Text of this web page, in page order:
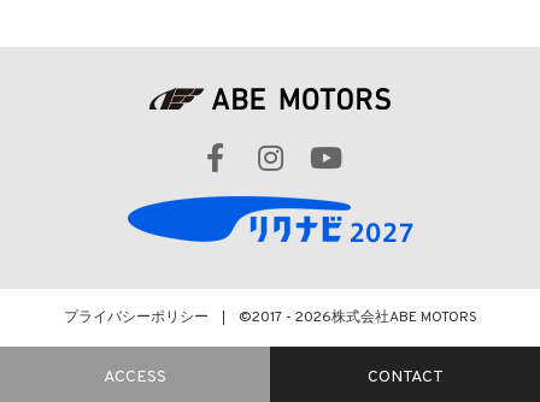
プライバシーポリシー ©2017 - 2026株式会社ABE MOTORS
ACCESS CONTACT